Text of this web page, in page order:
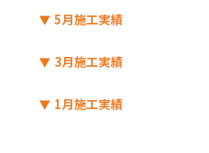
5月施工実績
3月施工実績
1月施工実績